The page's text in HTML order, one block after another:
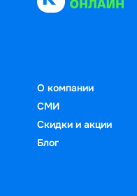
О компании
СМИ
Скидки и акции
Блог